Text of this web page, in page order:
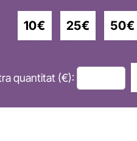
10€ 25€ 50€
quantitat (€):